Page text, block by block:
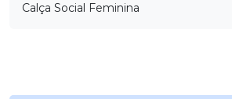
Calça Social Feminina